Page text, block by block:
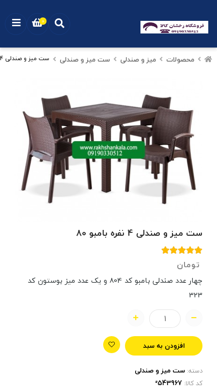
محصولات میز و صندلی ست میز و صندلی ست میز و صندلی 4 نفره بامبو 80
ست میز و صندلی 4 نفره بامبو 80
تومان
چهار عدد صندلی بامبو کد 804 و یک عدد میز بوستون کد
323
افزودن به سبد
دسته: ست میز و صندلی
کد کالا:
0